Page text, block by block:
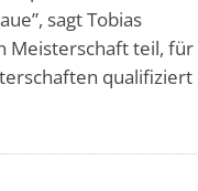
sagt Tobias
Meisterschaft teil, für
qualifiziert